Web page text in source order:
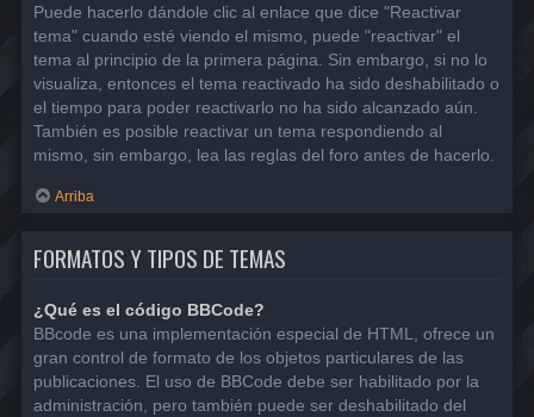
Puede hacerlo dándole clic al enlace que dice "Reactivar
tema" cuando esté viendo el mismo, puede "reactivar" el
tema al principio de la primera página. Sin embargo, si no lo
visualiza, entonces el tema reactivado ha sido deshabilitado o
el tiempo para poder reactivarlo no ha sido alcanzado aún.
También es posible reactivar un tema respondiendo al
mismo, sin embargo, lea las reglas del foro antes de hacerlo.
Arriba
FORMATOS Y TIPOS DE TEMAS
¿Qué es el código BBCode?
BBcode es una implementación especial de HTML, ofrece un
gran control de formato de los objetos particulares de las
publicaciones. El uso de BBCode debe ser habilitado por la
administración, pero también puede ser deshabilitado del